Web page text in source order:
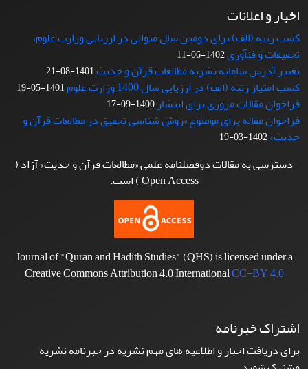
اخبار و اعلانات
کسب رتبه (الف) برای دومین سال متوالی در ارزیابی وزارت علوم،
تحقیقات و فنآوری1402-06-11
تغییر آدرس سامانه نشریه مطالعات قرآن و حدیث1401-08-21
کسب امتیاز رتبه (الف) در ارزیابی سال 1400 وزارت علوم 1401-05-19
فراخوان مقالات مروری برای انتشار1400-09-17
فراخوان مقاله برای موضوع «روش شناسی تحقیق در مطالعات قرآن و
حدیث»1402-03-19
دسترسی به مقالات دوفصلنامه علمی «مطالعات قرآن و حدیث» آزاد (
Open Access ) است.
Journal of "Quran and Hadith Studies" (QHS) is licensed under a
Creative Commons Attribution 4.0 InternationalCC-BY 4.0
اشتراک خبرنامه
برای دریافت اخبار و اطلاعیه های مهم نشریه در خبرنامه نشریه